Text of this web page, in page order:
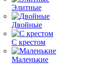
Элитные
Двойные
С крестом
Маленькие